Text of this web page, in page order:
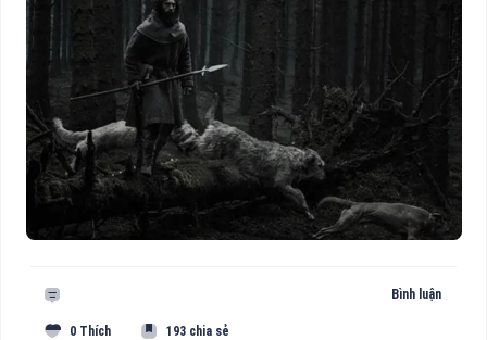
Bình luận
0 Thích 193 chia sẻ